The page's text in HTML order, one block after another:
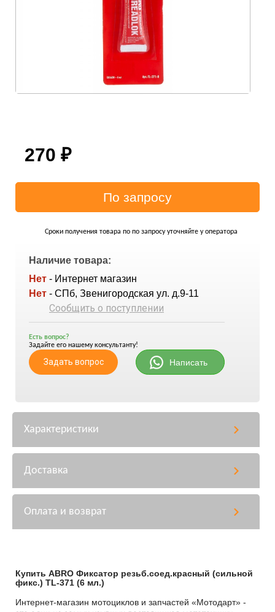
270 ₽
Сроки получения товара по по запросу уточняйте у оператора
Наличие товара:
Нет - Интернет магазин
Нет - СПб, Звенигородская ул. д.9-11
Сообщить о поступлении
Есть вопрос?
Задайте его нашему консультанту!
Задать вопрос Написать
Характеристики
Доставка
Оплата и возврат
Купить ABRO Фиксатор резьб.соед.красный (сильной
фикс.) TL-371 (6 мл.)
Интернет-магазин мотоциклов и запчастей «Мотодарт» -